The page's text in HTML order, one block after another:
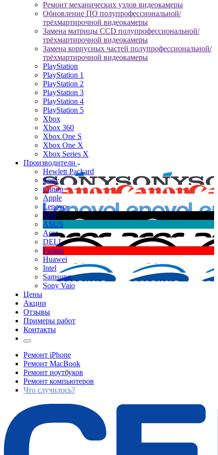
Ремонт механических узлов видеокамеры
Обновление ПО полупрофессиональной/
трёхмартирочной видеокамеры
Замена матрицы CCD полупрофессиональной/
трёхмартирочной видеокамеры
Замена корпусных частей полупрофессиональной/
трёхмартирочной видеокамеры
PlayStation
PlayStation 1
PlayStation 2
PlayStation 3
PlayStation 4
PlayStation 5
Xbox
Xbox 360
Xbox One S
Xbox One X
Xbox Series X
Производители
Hewlett Packard
Sony
Canon
Apple
Lenovo
MSI
ASUS
Acer
DELL
Fujitsu
Huawei
Intel
Samsung
Sony Vaio
Цены
Акции
Отзывы
Примеры работ
Контакты
Ремонт iPhone
Ремонт MacBook
Ремонт ноутбуков
Ремонт компьютеров
Что случилось?